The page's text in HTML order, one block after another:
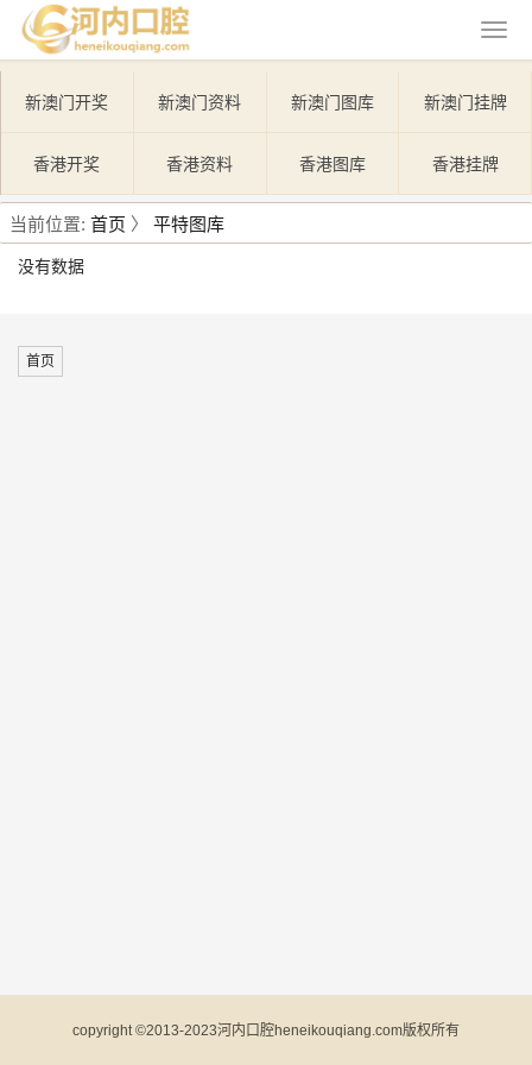
新澳门开奖 新澳门资料 新澳门图库 新澳门挂牌
香港开奖 香港资料 香港图库 香港挂牌
当前位置: 首页 〉 平特图库
没有数据
首页
copyright ©2013-2023河内口腔heneikouqiang.com版权所有